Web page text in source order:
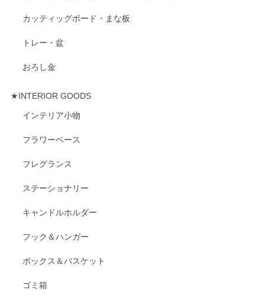
カッティッグボード・まな板
トレー・盆
おろし金
★INTERIOR GOODS
インテリア小物
フラワーベース
フレグランス
ステーショナリー
キャンドルホルダー
フック＆ハンガー
ボックス＆バスケット
ゴミ箱